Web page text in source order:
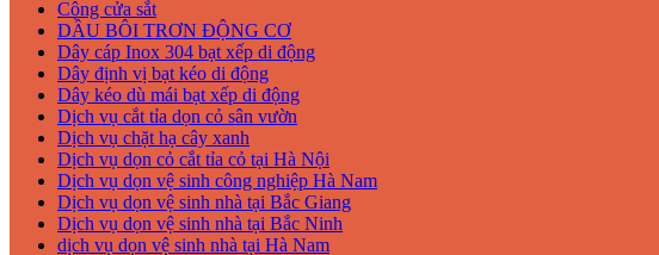
Công cửa sắt
DẦU BÔI TRƠN ĐỘNG CƠ
Dây cáp Inox 304 bạt xếp di động
Dây định vị bạt kéo di động
Dây kéo dù mái bạt xếp di động
Dịch vụ cắt tỉa dọn cỏ sân vườn
Dịch vụ chặt hạ cây xanh
Dịch vụ dọn cỏ cắt tỉa cỏ tại Hà Nội
Dịch vụ dọn vệ sinh công nghiệp Hà Nam
Dịch vụ dọn vệ sinh nhà tại Bắc Giang
Dịch vụ dọn vệ sinh nhà tại Bắc Ninh
dịch vụ dọn vệ sinh nhà tại Hà Nam